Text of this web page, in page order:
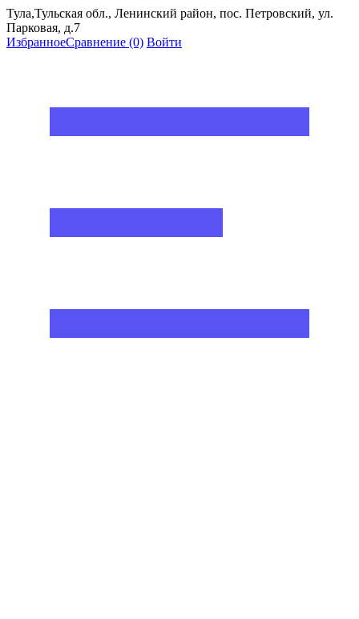
Тула,Тульская обл., Ленинский район, пос. Петровский, ул.
Парковая, д.7
ИзбранноеСравнение (0) Войти